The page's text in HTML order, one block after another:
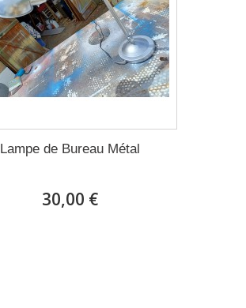
Lampe de Bureau Métal
30,00 €